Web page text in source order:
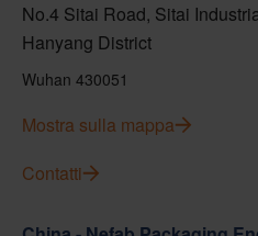
No.4 Sitai Road, Sitai
Hanyang District
Wuhan 430051
Mostra sulla mappa
Contatti